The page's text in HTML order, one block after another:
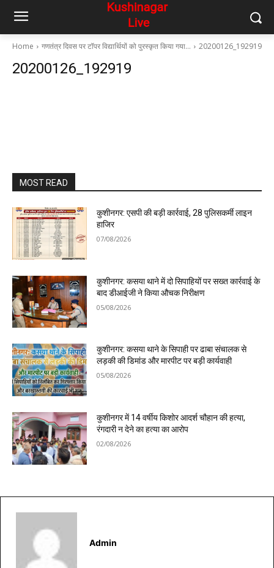
Home गणतंत्र दिवस पर टॉपर विद्यार्थियों को पुरस्कृत किया गया… 20200126_192919
20200126_192919
MOST READ
कुशीनगर: एसपी की बड़ी कार्रवाई, 28 पुलिसकर्मी लाइन
हाजिर
07/08/2026
कुशीनगर: कसया थाने में दो सिपाहियों पर सख्त कार्रवाई के
बाद डीआईजी ने किया औचक निरीक्षण
05/08/2026
कुशीनगर: कसया थाने के सिपाही पर ढाबा संचालक से
लड़की की डिमांड और मारपीट पर बड़ी कार्यवाही
05/08/2026
कुशीनगर में 14 वर्षीय किशोर आदर्श चौहान की हत्या,
रंगदारी न देने का हत्या का आरोप
02/08/2026
Admin